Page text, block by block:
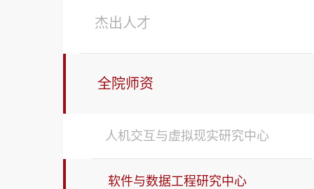
杰出人才
全院师资
人机交互与虚拟现实研究中心
软件与数据工程研究中心